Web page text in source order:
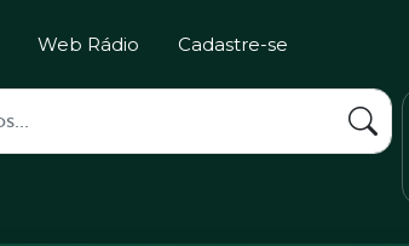
Web Rádio Cadastre-se